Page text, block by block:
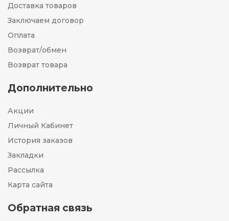
Доставка товаров
Заключаем договор
Оплата
Возврат/обмен
Возврат товара
Дополнительно
Акции
Личный Кабинет
История заказов
Закладки
Рассылка
Карта сайта
Обратная связь